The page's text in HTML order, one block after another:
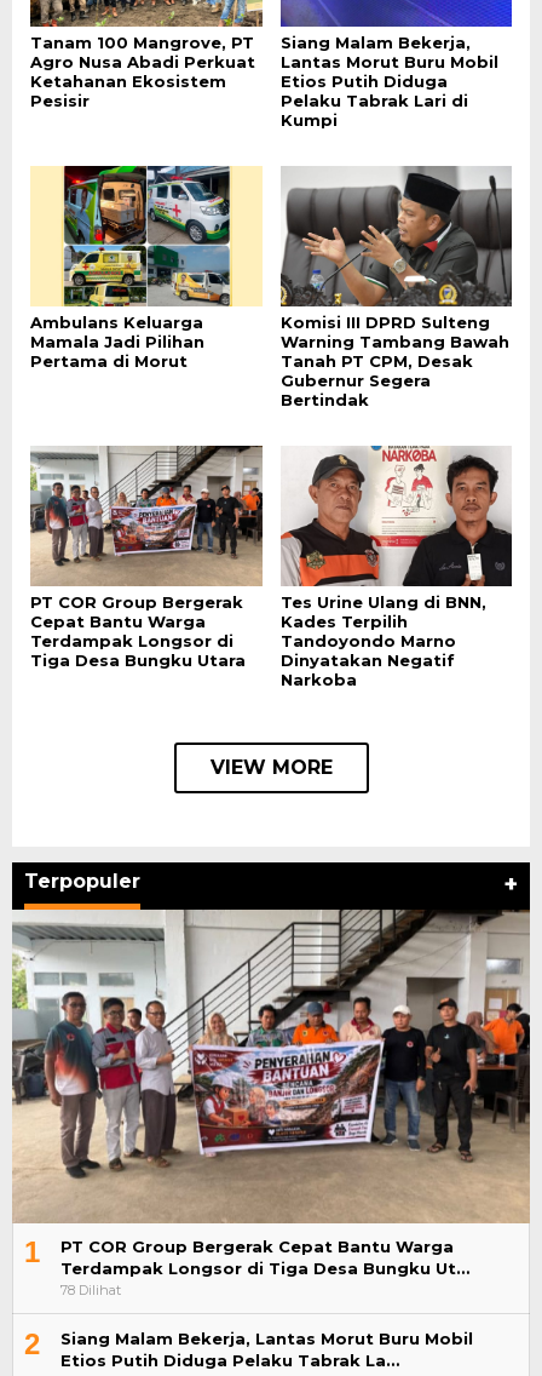
Tanam 100 Mangrove, PT
Agro Nusa Abadi Perkuat
Ketahanan Ekosistem
Pesisir
Siang Malam Bekerja,
Lantas Morut Buru Mobil
Etios Putih Diduga
Pelaku Tabrak Lari di
Kumpi
Ambulans Keluarga
Mamala Jadi Pilihan
Pertama di Morut
Komisi III DPRD Sulteng
Warning Tambang Bawah
Tanah PT CPM, Desak
Gubernur Segera
Bertindak
PT COR Group Bergerak
Cepat Bantu Warga
Terdampak Longsor di
Tiga Desa Bungku Utara
Tes Urine Ulang di BNN,
Kades Terpilih
Tandoyondo Marno
Dinyatakan Negatif
Narkoba
VIEW MORE
Terpopuler +
1
PT COR Group Bergerak Cepat Bantu Warga
Terdampak Longsor di Tiga Desa Bungku Ut…
78 Dilihat
2
Siang Malam Bekerja, Lantas Morut Buru Mobil
Etios Putih Diduga Pelaku Tabrak La…